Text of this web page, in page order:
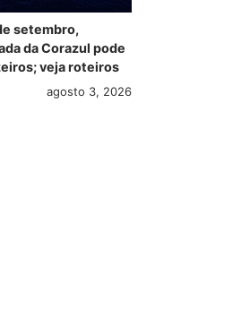
setembro,
da Corazul pode
veja roteiros
agosto 3, 2026